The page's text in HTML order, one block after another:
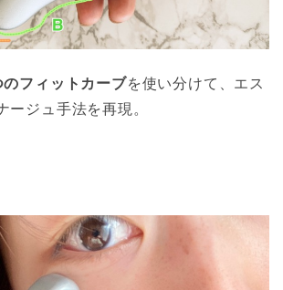
のフィットカーブを使い分けて、エス
ージュ手法を再現。